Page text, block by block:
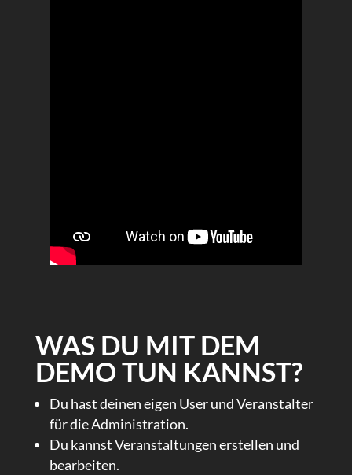
WAS DU MIT DEM
DEMO TUN KANNST?
Du hast deinen eigen User und Veranstalter
für die Administration.
Du kannst Veranstaltungen erstellen und
bearbeiten.